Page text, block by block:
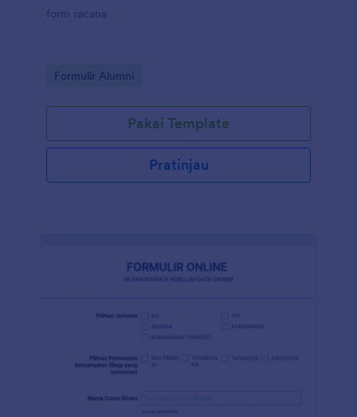
form racana
Go to Category:
Formulir Alumni
Pakai Template
Pratinjau